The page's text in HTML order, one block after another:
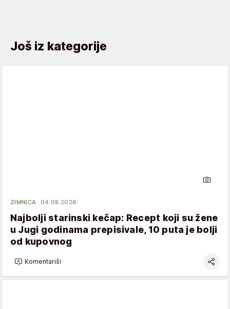
Još iz kategorije
ZIMNICA 04.08.2026.
Najbolji starinski kečap: Recept koji su žene
u Jugi godinama prepisivale, 10 puta je bolji
od kupovnog
Komentariši